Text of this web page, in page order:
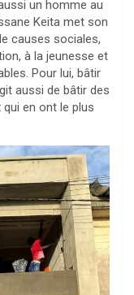
un homme au
Keita met son
causes sociales,
à la jeunesse et
Pour lui, bâtir
aussi de bâtir des
en ont le plus